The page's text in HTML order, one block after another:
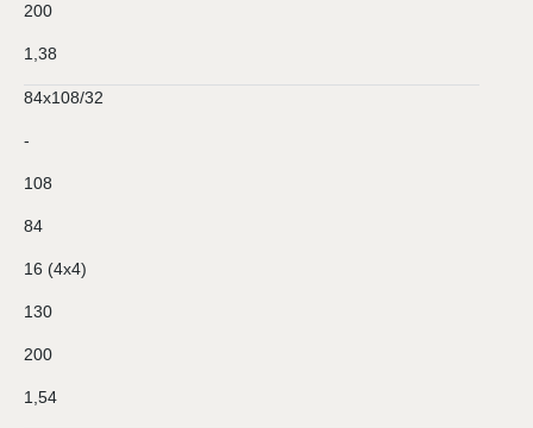
200
1,38
84х108/32
-
108
84
16 (4х4)
130
200
1,54